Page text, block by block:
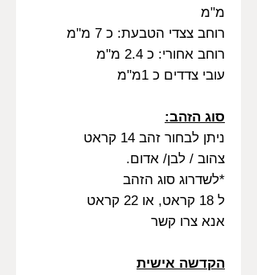
מ"מ
רוחב צצדי הטבעת: כ 7 מ"מ
רוחב אחורי: כ 2.4 מ"מ
עובי צדדים כ 1מ"מ
סוג הזהב:
ניתן לבחור זהב 14 קראט
צהוב / לבן/ אדום.
*לשדרוג סוג הזהב
ל 18 קראט, או 22 קראט
אנא צרו קשר
הקדשה אישית